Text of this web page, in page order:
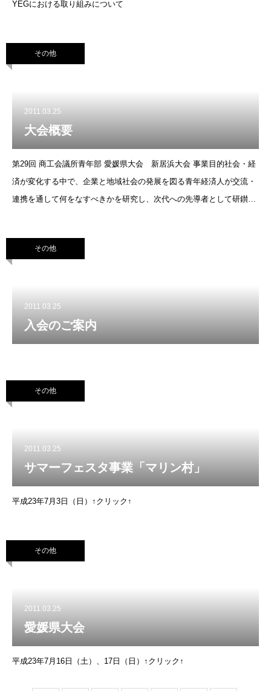
YEGにおける取り組みについて
その他
2011.03.25
大会概要
第29回 商工会議所青年部 愛媛県大会 新居浜大会 事業目的社会・経
済が変化する中で、企業と地域社会の発展を図る青年経済人が交流・
連携を通して何をなすべきかを研究し、次代への先導者として研鑚す
その他
2011.03.25
入会のご案内
その他
2011.03.25
サマーフェスタ事業「マリン村」
平成23年7月3日（日）↑クリック↑
その他
2011.03.25
愛媛県大会
平成23年7月16日（土）、17日（日）↑クリック↑